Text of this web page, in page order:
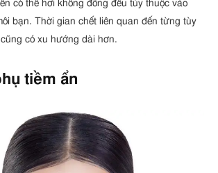
có thể hơi không đồng đều tùy thuộc vào
bạn. Thời gian chết liên quan đến từng tùy
có xu hướng dài hơn.
tiềm ẩn